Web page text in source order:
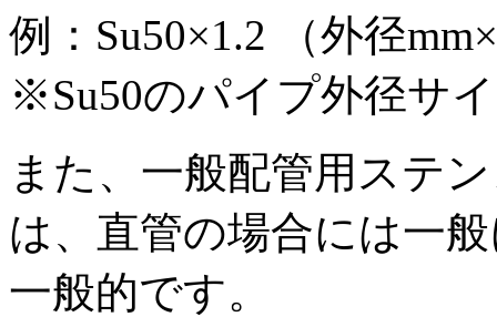
例：Su50×1.2 （外径
※Su50のパイプ外径サ
また、一般配管用ステ
は、直管の場合には一
一般的です。